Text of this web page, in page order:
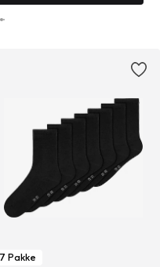
7 Pakke